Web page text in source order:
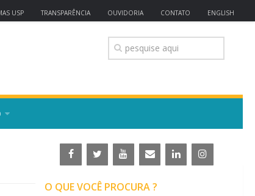
USP TRANSPARÊNCIA OUVIDORIA CONTATO ENGLISH
O QUE VOCÊ PROCURA ?